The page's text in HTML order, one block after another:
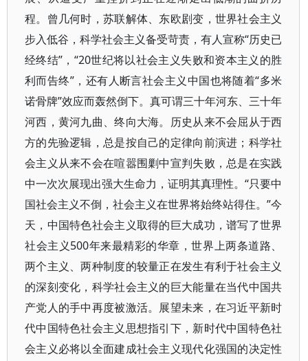
程。曾几何时，苏联解体、东欧剧变，世界社会主义
步入低谷，科学社会主义备受苛责，有人宣称“历史已
经终结”，“20世纪将以社会主义失败和资本主义的胜
利而告终”，还有人断言社会主义中国也将随着“多米
诺骨牌”效应而轰然倒下。真可谓三十年河东、三十年
河西，黄河九曲、终向大海。历史从来不会屈从于西
方的先验逻辑，总是按自己的定律向前演进；科学社
会主义从来不会在喧嚣围剿中宣判失败，总是在实践
中一次次展现出强大生命力，证明其真理性。“只要中
国社会主义不倒，社会主义在世界将始终站得住。”今
天，中国特色社会主义取得的巨大成功，谱写了世界
社会主义500年来最精彩的华章，世界上两条道路、
两个主义、两种制度的较量正在发生有利于社会主义
的深刻变化，科学社会主义的巨大能量在当代中国共
产党人的手中再度被激活。展望未来，在习近平新时
代中国特色社会主义思想指引下，新时代中国特色社
会主义必将以全面建成社会主义现代化强国的决定性